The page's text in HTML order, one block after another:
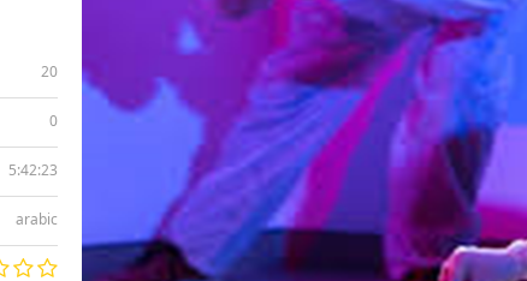
20
0
5:42:23
arabic
Video